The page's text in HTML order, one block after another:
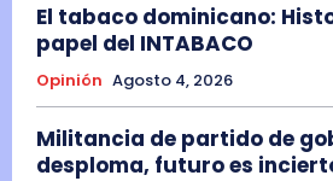
El tabaco dominicano:
papel del INTABACO
Opinión Agosto 4, 2026
Militancia de partido de
desploma, futuro es